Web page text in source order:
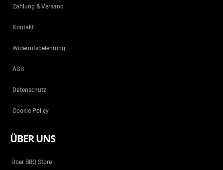
Zahlung & Versand
Kontakt
Widerrufsbelehrung
AGB
Datenschutz
Cookie Policy
ÜBER UNS
Über BBQ Store